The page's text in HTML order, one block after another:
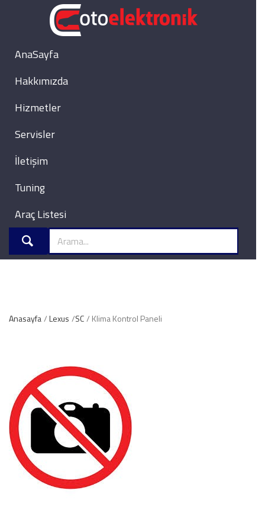
AnaSayfa
Hakkımızda
Hizmetler
Servisler
İletişim
Tuning
Araç Listesi
Anasayfa Lexus SC Klima Kontrol Paneli